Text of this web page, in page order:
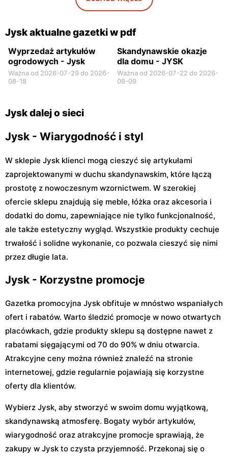
Władysława Stanisława
Reymonta 7a
Jysk aktualne gazetki w pdf
Wyprzedaż artykułów
ogrodowych - Jysk
Ważna od 2026-07-29 do 2026-
08-18
Skandynawskie okazje
dla domu - JYSK
Ważna od 2026-07-22 do 2026-
08-09
Jysk dalej o sieci
Jysk - Wiarygodność i styl
W sklepie Jysk klienci mogą cieszyć się artykułami
zaprojektowanymi w duchu skandynawskim, które łączą
prostotę z nowoczesnym wzornictwem. W szerokiej
ofercie sklepu znajdują się meble, łóżka oraz akcesoria i
dodatki do domu, zapewniające nie tylko funkcjonalność,
ale także estetyczny wygląd. Wszystkie produkty cechuje
trwałość i solidne wykonanie, co pozwala cieszyć się nimi
przez długie lata.
Jysk - Korzystne promocje
Gazetka promocyjna Jysk obfituje w mnóstwo wspaniałych
ofert i rabatów. Warto śledzić promocje w nowo otwartych
placówkach, gdzie produkty sklepu są dostępne nawet z
rabatami sięgającymi od 70 do 90% w dniu otwarcia.
Atrakcyjne ceny można również znaleźć na stronie
internetowej, gdzie regularnie pojawiają się korzystne
oferty dla klientów.
Wybierz Jysk, aby stworzyć w swoim domu wyjątkową,
skandynawską atmosferę. Bogaty wybór artykułów,
wiarygodność oraz atrakcyjne promocje sprawiają, że
zakupy w Jysk to czysta przyjemność. Przekonaj się o